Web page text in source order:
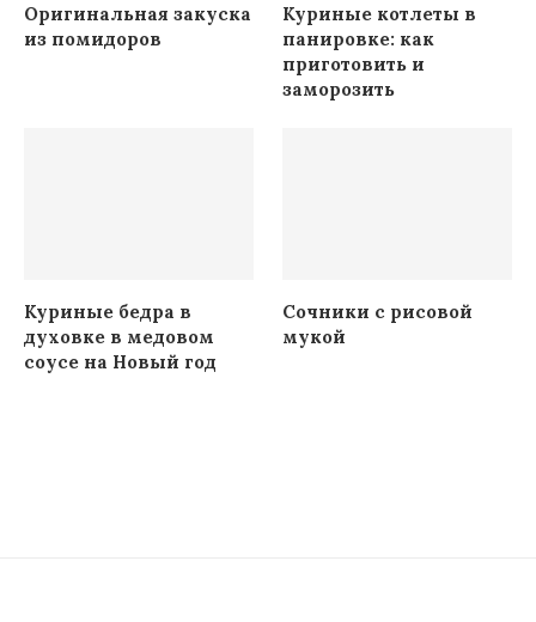
Оригинальная закуска
из помидоров
Куриные котлеты в
панировке: как
приготовить и
заморозить
Куриные бедра в
духовке в медовом
соусе на Новый год
Сочники с рисовой
мукой